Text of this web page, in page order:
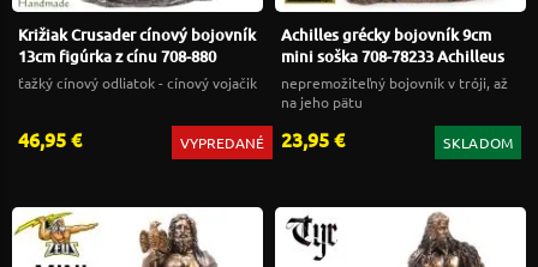
Križiak Crusader cínový bojovník
13cm figúrka z cínu 708-880
ťažký cínový odliatok - cínový vojačik
46,95 € VYPREDANÉ
Achilles grécky bojovník 9cm
mini soška 708-78233 Achilleus
nepremožiteľný bojovník v tróji, až
na jeho pätu
23,95 € SKLADOM